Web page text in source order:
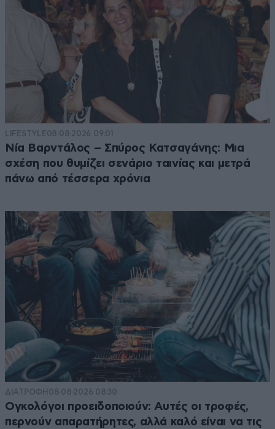
LIFESTYLE08·08·2026 09:01
Νία Βαρντάλος – Σπύρος Κατσαγάνης: Μια
σχέση που θυμίζει σενάριο ταινίας και μετρά
πάνω από τέσσερα χρόνια
ΔΙΑΤΡΟΦΗ 08·08·2026 08:30
Ογκολόγοι προειδοποιούν: Αυτές οι τροφές,
περνούν απαρατήρητες, αλλά καλό είναι να τις